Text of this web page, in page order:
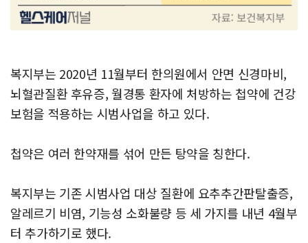
복지부는 2020년 11월부터 한의원에서 안면 신경마비,
뇌혈관질환 후유증, 월경통 환자에 처방하는 첩약에 건강
보험을 적용하는 시범사업을 하고 있다.
첩약은 여러 한약재를 섞어 만든 탕약을 칭한다.
복지부는 기존 시범사업 대상 질환에 요추추간판탈출증,
알레르기 비염, 기능성 소화불량 등 세 가지를 내년 4월부
터 추가하기로 했다.